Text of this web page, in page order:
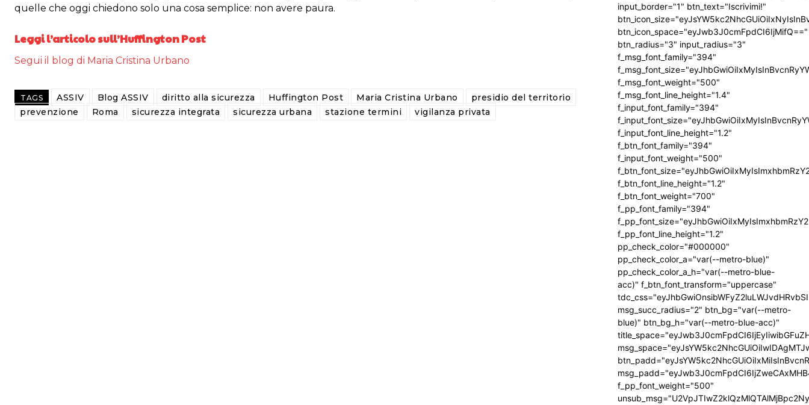
quelle che oggi chiedono solo una cosa semplice: non avere paura.
Leggi l’articolo sull’Huffington Post
Segui il blog di Maria Cristina Urbano
TAGS ASSIV Blog ASSIV diritto alla sicurezza Huffington Post Maria Cristina Urbano
presidio del territorio
prevenzione
Roma sicurezza integrata sicurezza urbana stazione termini vigilanza privata
input_border="1" btn_text="Iscrivimi!"
btn_icon_space="eyJwb3J0cmFpdCI6IjMifQ=="
btn_radius="3" input_radius="3"
f_msg_font_family="394"
f_msg_font_weight="500"
f_msg_font_line_height="1.4"
f_input_font_family="394"
f_input_font_line_height="1.2"
f_btn_font_family="394"
f_input_font_weight="500"
f_btn_font_line_height="1.2"
f_btn_font_weight="700"
f_pp_font_family="394"
f_pp_font_line_height="1.2"
pp_check_color="#000000"
pp_check_color_a="var(--metro-blue)"
pp_check_color_a_h="var(--metro-blue-
acc)" f_btn_font_transform="uppercase"
msg_succ_radius="2" btn_bg="var(--metro-
blue)" btn_bg_h="var(--metro-blue-acc)"
f_pp_font_weight="500"